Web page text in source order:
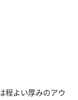
程よい厚みのアウ